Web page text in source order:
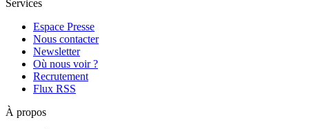
Services
Espace Presse
Nous contacter
Newsletter
Où nous voir ?
Recrutement
Flux RSS
À propos